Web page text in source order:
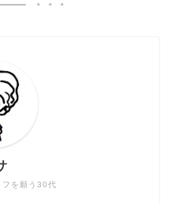
フを願う30代